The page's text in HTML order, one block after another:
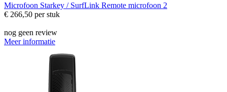
Microfoon Starkey / SurfLink Remote microfoon 2
€ 266,50 per stuk
nog geen review
Meer informatie